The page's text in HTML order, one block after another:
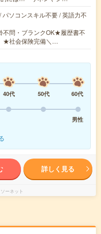
ソコンスキル不要 / 英語力不
問・ブランクOK★履歴書不
★社会保険完備＼…
40代 50代
60代
男性
詳しく見る
ーネット